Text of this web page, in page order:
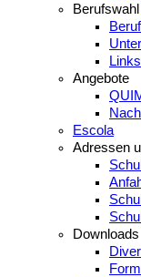
Berufswahl
Links
Angebote
Escola
Adressen
Downloads